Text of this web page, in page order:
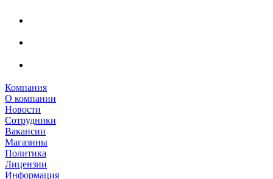
Компания
О компании
Новости
Сотрудники
Вакансии
Магазины
Политика
Лицензии
Информация